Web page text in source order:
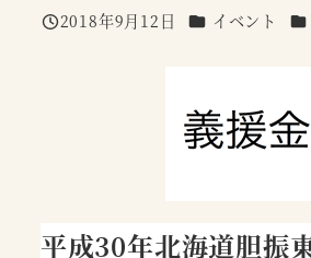
投稿日
2018年9月12日 カテゴリー
イベント カ
平成30年北海道胆振